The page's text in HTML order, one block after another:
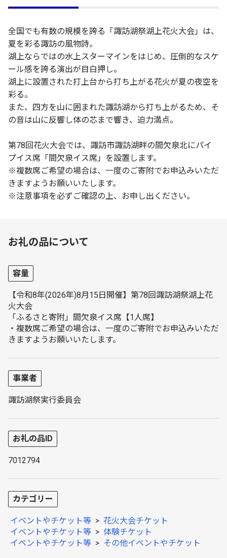
全国でも有数の規模を誇る「諏訪湖祭湖上花火大会」は、
夏を彩る諏訪の風物詩。
湖上ならではの水上スターマインをはじめ、圧倒的なスケ
ール感を誇る演出が目白押し。
湖上に設置された打上台から打ち上がる花火が夏の夜空を
彩る。
また、四方を山に囲まれた諏訪湖から打ち上がるため、そ
の音は山に反響し体の芯まで響き、迫力満点。
第78回花火大会では、諏訪市諏訪湖畔の間欠泉北にパイ
プイス席「間欠泉イス席」を設置します。
※複数席ご希望の場合は、一度のご寄附でお申込みいただ
きますようお願いいたします。
※注意事項を必ずご確認の上、お申し出ください。
お礼の品について
容量
【令和8年(2026年)8月15日開催】第78回諏訪湖祭湖上花
火大会
「ふるさと寄附」間欠泉イス席【1人席】
・複数席ご希望の場合は、一度のご寄附でお申込みいただ
きますようお願いいたします。
事業者
諏訪湖祭実行委員会
お礼の品ID
7012794
カテゴリー
イベントやチケット等 > 花火大会チケット
イベントやチケット等 > 体験チケット
イベントやチケット等 > その他イベントやチケット